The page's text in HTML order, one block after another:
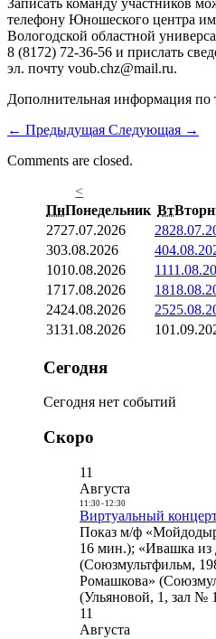
телефону Юношеского центра
Вологодской областной
8 (8172) 72-36-56 и прислать
эл. почту voub.chz@mail.ru.
Дополнительная информация по
← Предыдущая Следующая →
Comments are closed.
<
ПнПонедельник Вт
2727.07.2026 28
303.08.2026 4
1010.08.2026 11
1717.08.2026 18
2424.08.2026 25
3131.08.2026 1
Сегодня
Сегодня нет событий
Скоро
11
Августа
11:30- 12:30
Виртуальный
Показ м/ф
16 мин.); «Ивашка из
(Союзмультфильм,
Ромашкова»
(Ульяновой, 1, зал №
11
Августа